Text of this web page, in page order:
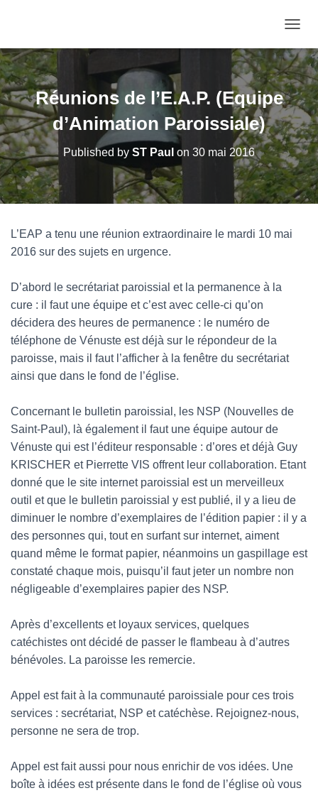
Réunions de l’E.A.P. (Equipe
d’Animation Paroissiale)
Published by ST Paul on 30 mai 2016
L’EAP a tenu une réunion extraordinaire le mardi 10 mai
2016 sur des sujets en urgence.
D’abord le secrétariat paroissial et la permanence à la
cure : il faut une équipe et c’est avec celle-ci qu’on
décidera des heures de permanence : le numéro de
téléphone de Vénuste est déjà sur le répondeur de la
paroisse, mais il faut l’afficher à la fenêtre du secrétariat
ainsi que dans le fond de l’église.
Concernant le bulletin paroissial, les NSP (Nouvelles de
Saint-Paul), là également il faut une équipe autour de
Vénuste qui est l’éditeur responsable : d’ores et déjà Guy
KRISCHER et Pierrette VIS offrent leur collaboration. Etant
donné que le site internet paroissial est un merveilleux
outil et que le bulletin paroissial y est publié, il y a lieu de
diminuer le nombre d’exemplaires de l’édition papier : il y a
des personnes qui, tout en surfant sur internet, aiment
quand même le format papier, néanmoins un gaspillage est
constaté chaque mois, puisqu’il faut jeter un nombre non
négligeable d’exemplaires papier des NSP.
Après d’excellents et loyaux services, quelques
catéchistes ont décidé de passer le flambeau à d’autres
bénévoles. La paroisse les remercie.
Appel est fait à la communauté paroissiale pour ces trois
services : secrétariat, NSP et catéchèse. Rejoignez-nous,
personne ne sera de trop.
Appel est fait aussi pour nous enrichir de vos idées. Une
boîte à idées est présente dans le fond de l’église où vous